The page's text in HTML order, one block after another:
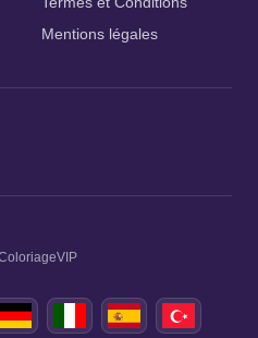
Mentions légales